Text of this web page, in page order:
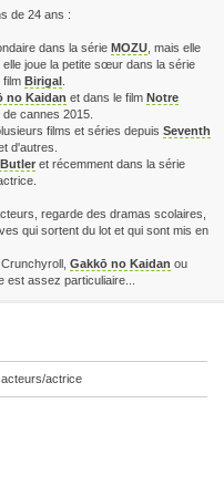
de 24 ans :
dans la série MOZU , mais elle
joue la petite sœur dans la série
film Birigal
no Kaidan et dans le film Notre
de cannes 2015.
films et séries depuis Seventh
d'autres.
et récemment dans la série
regarde des dramas scolaires,
qui sortent du lot et qui sont mis en
Gakkō no Kaidan ou
est assez particuliaire...
acteurs/actrice